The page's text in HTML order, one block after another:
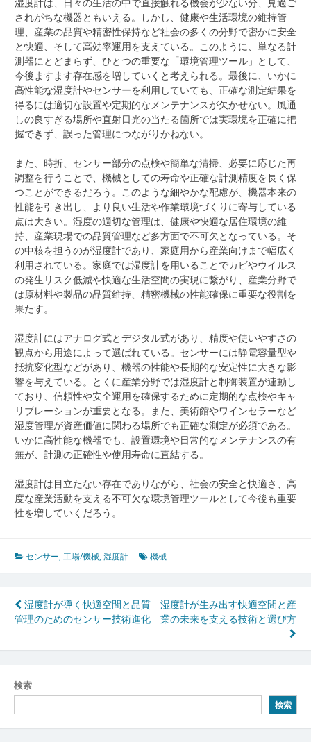
されがちな機器ともいえる。しかし、健康や生活環境の維持管
理、産業の品質や精密性保持など社会の多くの分野で密かに安全
と快適、そして高効率運用を支えている。このように、単なる計
測器にとどまらず、ひとつの重要な「環境管理ツール」として、
今後ますます存在感を増していくと考えられる。最後に、いかに
高性能な湿度計やセンサーを利用していても、正確な測定結果を
得るには適切な設置や定期的なメンテナンスが欠かせない。風通
しの良すぎる場所や直射日光の当たる箇所では実環境を正確に把
握できず、誤った管理につながりかねない。
また、時折、センサー部分の点検や簡単な清掃、必要に応じた再
調整を行うことで、機械としての寿命や正確な計測精度を長く保
つことができるだろう。このような細やかな配慮が、機器本来の
性能を引き出し、より良い生活や作業環境づくりに寄与している
点は大きい。湿度の適切な管理は、健康や快適な居住環境の維
持、産業現場での品質管理など多方面で不可欠となっている。そ
の中核を担うのが湿度計であり、家庭用から産業向けまで幅広く
利用されている。家庭では湿度計を用いることでカビやウイルス
の発生リスク低減や快適な生活空間の実現に繋がり、産業分野で
は原材料や製品の品質維持、精密機械の性能確保に重要な役割を
果たす。
湿度計にはアナログ式とデジタル式があり、精度や使いやすさの
観点から用途によって選ばれている。センサーには静電容量型や
抵抗変化型などがあり、機器の性能や長期的な安定性に大きな影
響を与えている。とくに産業分野では湿度計と制御装置が連動し
ており、信頼性や安全運用を確保するために定期的な点検やキャ
リブレーションが重要となる。また、美術館やワインセラーなど
湿度管理が資産価値に関わる場所でも正確な測定が必須である。
いかに高性能な機器でも、設置環境や日常的なメンテナンスの有
無が、計測の正確性や使用寿命に直結する。
湿度計は目立たない存在でありながら、社会の安全と快適さ、高
度な産業活動を支える不可欠な環境管理ツールとして今後も重要
性を増していくだろう。
センサー,工場/機械,湿度計 機械
投
稿
ナ
ビ
ゲ
ー
湿度計が導く快適空間と品質
管理のためのセンサー技術進化
湿度計が生み出す快適空間と産
業の未来を支える技術と選び方
検索
検索